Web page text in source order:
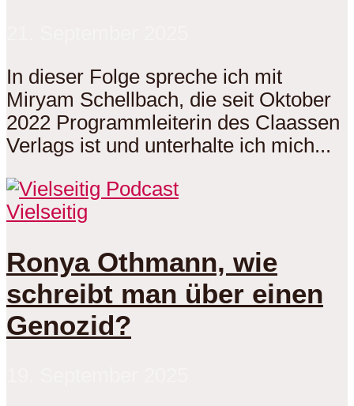
In dieser Folge spreche ich mit
Miryam Schellbach, die seit Oktober
2022 Programmleiterin des Claassen
Verlags ist und unterhalte ich mich...
Vielseitig
Ronya Othmann, wie
schreibt man über einen
Genozid?